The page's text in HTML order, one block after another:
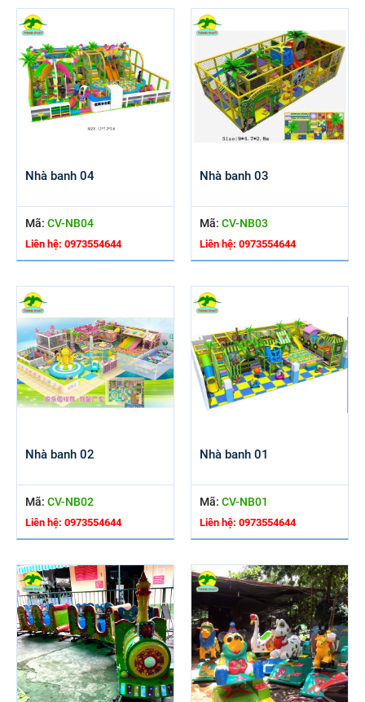
Nhà banh 04
Mã: CV-NB04
Liên hệ: 0973554644
Nhà banh 03
Mã: CV-NB03
Liên hệ: 0973554644
Nhà banh 02
Mã: CV-NB02
Liên hệ: 0973554644
Nhà banh 01
Mã: CV-NB01
Liên hệ: 0973554644